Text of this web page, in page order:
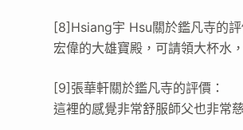
[8]Hsiang宇 Hsu關於鑑凡寺的評
宏偉的大雄寶殿，可請領大杯水
[9]張華軒關於鑑凡寺的評價：
這裡的感覺非常舒服師父也非常